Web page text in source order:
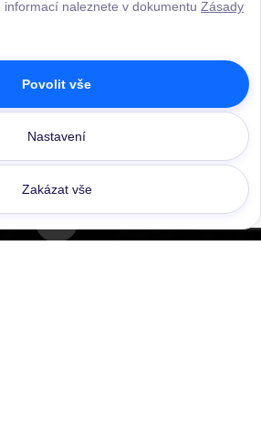
naleznete v dokumentu Zásady
Povolit vše
Nastavení
Zakázat vše